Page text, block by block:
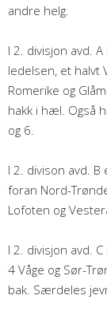
andre helg.
I 2. divisjon avd.
ledelsen, et halvt
Romerike og
hakk i hæl. Også
og 6.
I 2. divison avd.
foran Nord-
Lofoten og
I 2. divisjon avd.
4 Våge og Sør-
bak. Særdeles